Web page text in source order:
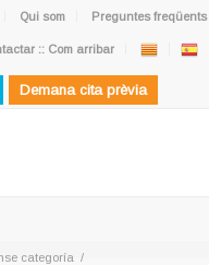
Qui som Preguntes freqüents
:: Com arribar
Demana cita prèvia
categoría /